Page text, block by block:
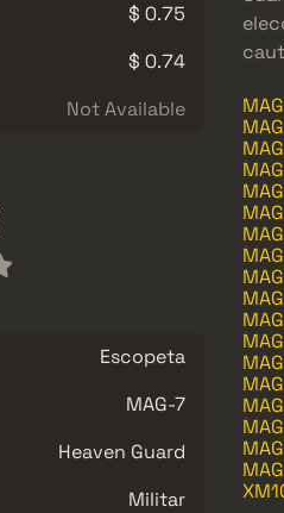
$ 0.75
$ 0.74
Not Available
Escopeta
MAG-7
Heaven Guard
Militar